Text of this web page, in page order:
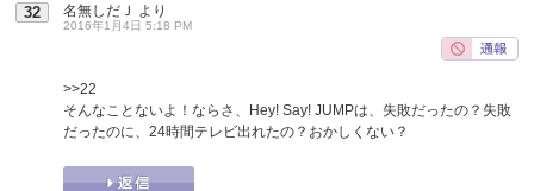
32 名無しだＪ より
2016年1月4日 5:18 PM
>>22
そんなことないよ！ならさ、Hey! Say! JUMPは、失敗だったの？失敗
だったのに、24時間テレビ出れたの？おかしくない？